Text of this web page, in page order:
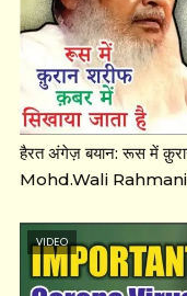
हैरत अंगेज़ बयान: रूस में
Mohd.Wali
VIDEO